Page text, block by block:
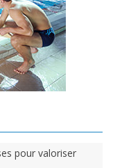
pour valoriser